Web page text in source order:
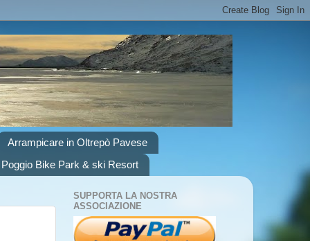
Arrampicare in Oltrepò Pavese
Bike Park & ski Resort
SUPPORTA LA NOSTRA
ASSOCIAZIONE